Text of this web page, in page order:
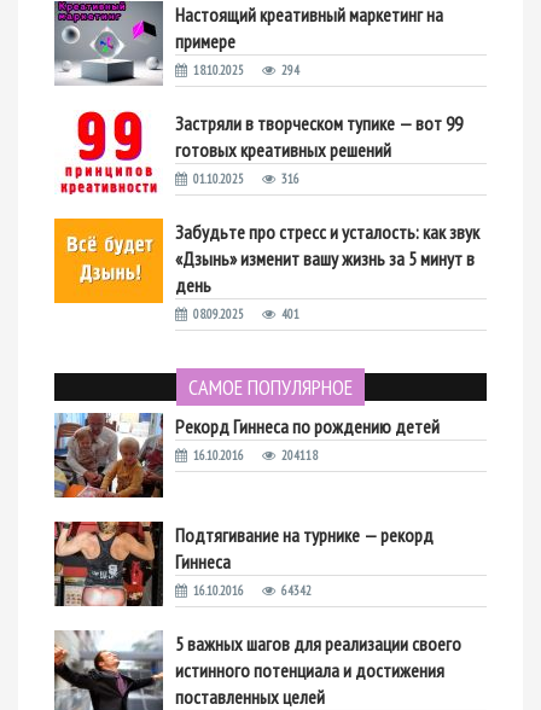
Настоящий креативный маркетинг на
примере
18.10.2025 294
Застряли в творческом тупике — вот 99
готовых креативных решений
01.10.2025 316
Забудьте про стресс и усталость: как звук
«Дзынь» изменит вашу жизнь за 5 минут в
день
08.09.2025 401
САМОЕ ПОПУЛЯРНОЕ
Рекорд Гиннеса по рождению детей
16.10.2016 204118
Подтягивание на турнике — рекорд
Гиннеса
16.10.2016 64342
5 важных шагов для реализации своего
истинного потенциала и достижения
поставленных целей